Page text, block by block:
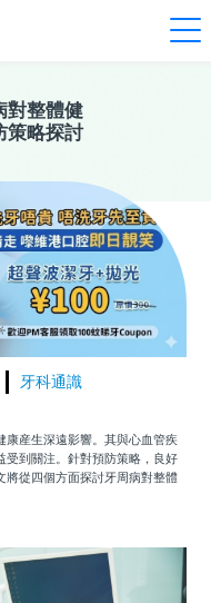
對整體健
策略探討
牙科通識
産生深遠影響。其與心血管疾
受到關注。針對預防策略，良好
將從四個方面探討牙周病對整體